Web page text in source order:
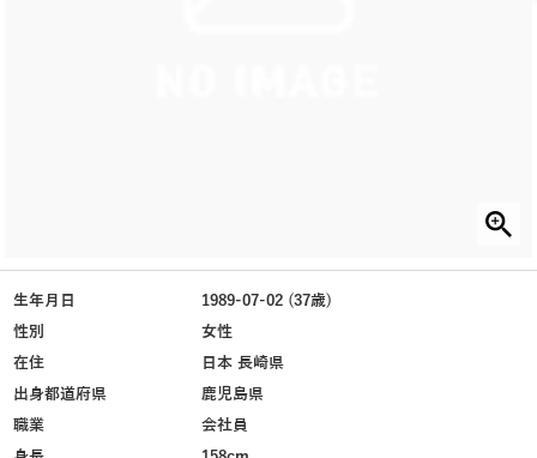
生年月日
1989-07-02 (37歳)
性別
女性
在住
日本 長崎県
出身都道府県
鹿児島県
職業
会社員